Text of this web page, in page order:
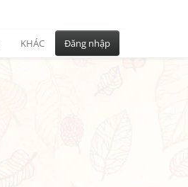
KHÁC Đăng nhập